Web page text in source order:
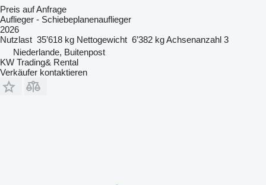
Preis auf Anfrage
Auflieger - Schiebeplanenauflieger
2026
Nutzlast 35’618 kg Nettogewicht 6’382 kgAchsenanzahl 3
Niederlande, Buitenpost
KW Trading& Rental
Verkäufer kontaktieren